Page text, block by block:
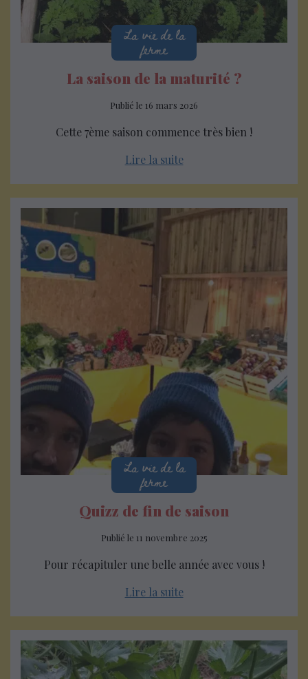
La vie de la
ferme
La saison de la maturité ?
Publié le 16 mars 2026
Cette 7ème saison commence très bien !
Lire la suite
La vie de la
ferme
Quizz de fin de saison
Publié le 11 novembre 2025
Pour récapituler une belle année avec vous !
Lire la suite